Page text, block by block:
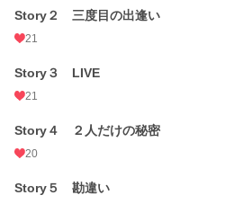
文字数
2026.01.20 10:16
初回公開日時
初回完結日時 2026.02.28 23:38
Story２ 三度目の出逢い
21
Story３ LIVE
21
Story４ ２人だけの秘密
20
Story５ 勘違い